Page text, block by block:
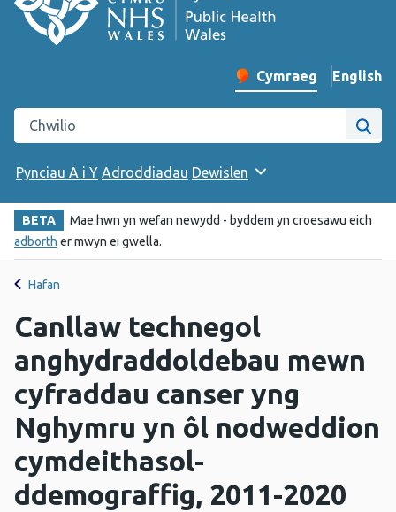
Newid iaith y wefan
Cymraeg English
–
Chwilio gwefan Iechyd Cyhoeddus Cymru
Pynciau A i Y Adroddiadau Dewislen
BETA
Mae hwn yn wefan newydd - byddem yn croesawu eich
adborth er mwyn ei gwella.
Hafan
Canllaw technegol
anghydraddoldebau mewn
cyfraddau canser yng
Nghymru yn ôl nodweddion
cymdeithasol-
ddemograffig, 2011-2020